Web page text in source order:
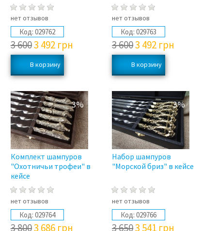
нет отзывов
Код: 029762
3 6003 492 грн
нет отзывов
Код: 029763
3 6003 492 грн
3%
Комплект шампуров
"Охотничьи трофеи" в
кейсе
нет отзывов
Код: 029764
3 8003 686 грн
3%
Набор шампуров
"Морской бриз" в кейсе
нет отзывов
Код: 029766
3 6503 541 грн